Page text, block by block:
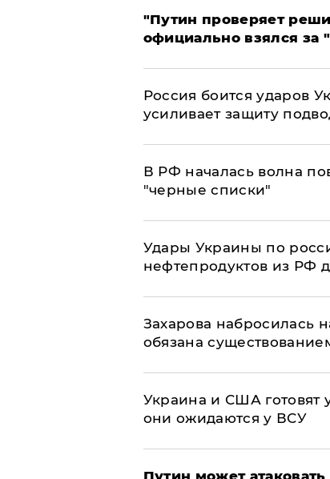
"Путин проверяет
официально взялся за
Россия боится ударов
усиливает защиту
​В РФ началась волна
"черные списки"
Удары Украины по
нефтепродуктов из РФ
​Захарова набросилась
обязана
Украина и США готовят
они ожидаются у ВСУ